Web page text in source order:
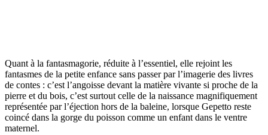
Quant à la fantasmagorie, réduite à l’essentiel, elle rejoint les
fantasmes de la petite enfance sans passer par l’imagerie des livres
de contes : c’est l’angoisse devant la matière vivante si proche de la
pierre et du bois, c’est surtout celle de la naissance magnifiquement
représentée par l’éjection hors de la baleine, lorsque Gepetto reste
coincé dans la gorge du poisson comme un enfant dans le ventre
maternel.